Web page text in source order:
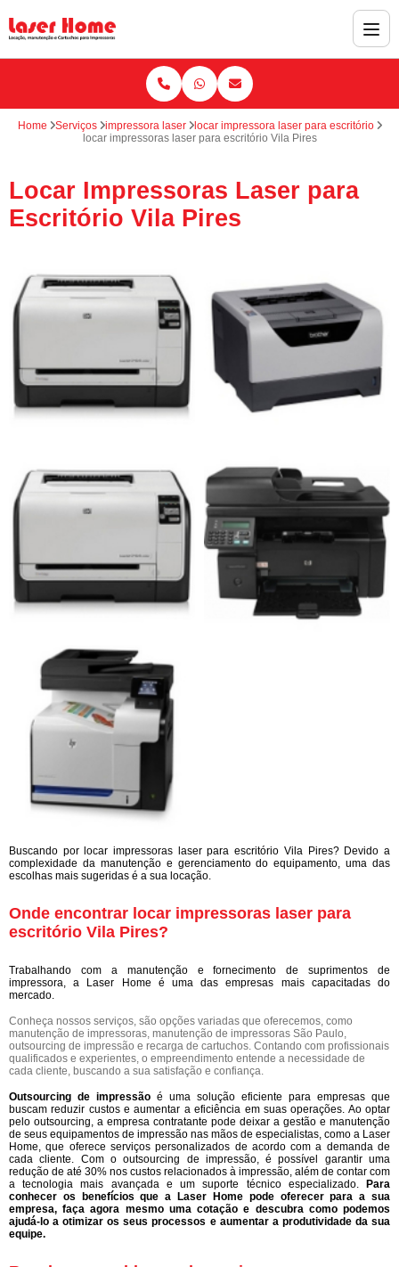
Home Serviços impressora laser
locar impressora laser para escritório
locar impressoras laser para escritório Vila Pires
Locar Impressoras Laser para
Escritório Vila Pires
Buscando por locar impressoras laser para escritório Vila Pires? Devido a
complexidade da manutenção e gerenciamento do equipamento, uma das
escolhas mais sugeridas é a sua locação.
Onde encontrar locar impressoras laser para
escritório Vila Pires?
Trabalhando com a manutenção e fornecimento de suprimentos de
impressora, a Laser Home é uma das empresas mais capacitadas do
mercado.
Conheça nossos serviços, são opções variadas que oferecemos, como
manutenção de impressoras, manutenção de impressoras São Paulo,
outsourcing de impressão e recarga de cartuchos. Contando com profissionais
qualificados e experientes, o empreendimento entende a necessidade de
cada cliente, buscando a sua satisfação e confiança.
Outsourcing de impressão é uma solução eficiente para empresas que
buscam reduzir custos e aumentar a eficiência em suas operações. Ao optar
pelo outsourcing, a empresa contratante pode deixar a gestão e manutenção
de seus equipamentos de impressão nas mãos de especialistas, como a Laser
Home, que oferece serviços personalizados de acordo com a demanda de
cada cliente. Com o outsourcing de impressão, é possível garantir uma
redução de até 30% nos custos relacionados à impressão, além de contar com
a tecnologia mais avançada e um suporte técnico especializado. Para
conhecer os benefícios que a Laser Home pode oferecer para a sua
empresa, faça agora mesmo uma cotação e descubra como podemos
ajudá-lo a otimizar os seus processos e aumentar a produtividade da sua
equipe.